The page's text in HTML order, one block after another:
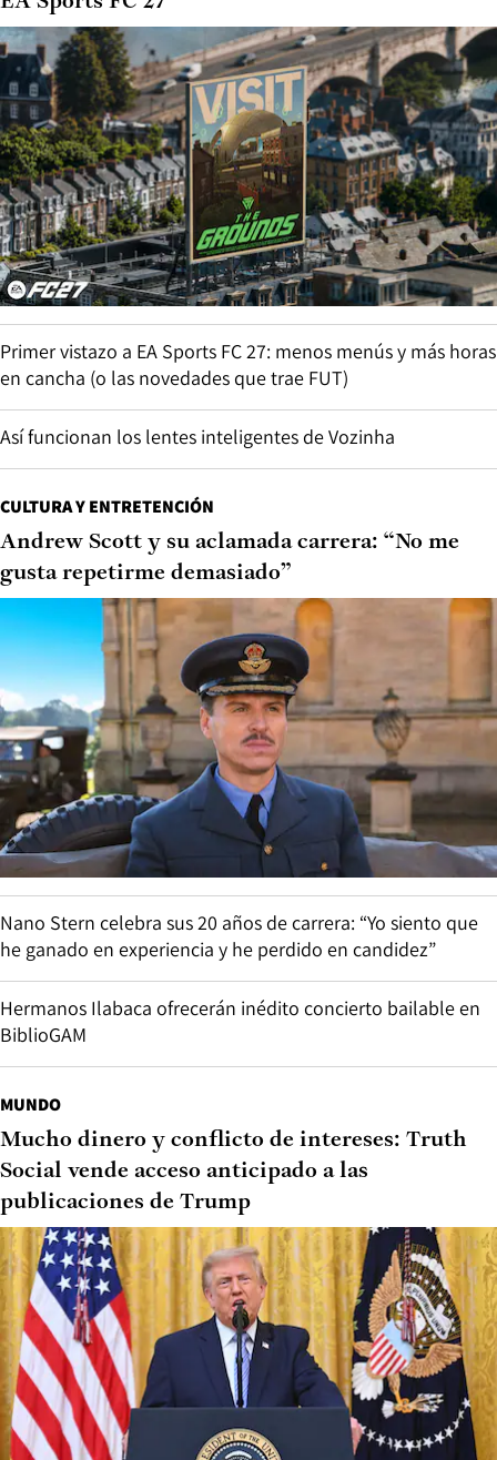
Primer vistazo a EA Sports FC 27: menos menús y más horas
en cancha (o las novedades que trae FUT)
Así funcionan los lentes inteligentes de Vozinha
CULTURA Y ENTRETENCIÓN
Andrew Scott y su aclamada carrera: “No me
gusta repetirme demasiado”
Nano Stern celebra sus 20 años de carrera: “Yo siento que
he ganado en experiencia y he perdido en candidez”
Hermanos Ilabaca ofrecerán inédito concierto bailable en
BiblioGAM
MUNDO
Mucho dinero y conflicto de intereses: Truth
Social vende acceso anticipado a las
publicaciones de Trump